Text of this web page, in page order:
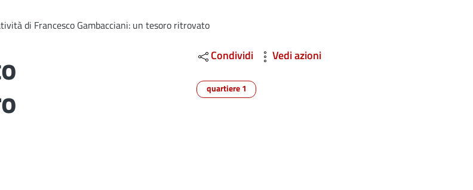
di Francesco Gambacciani: un tesoro ritrovato
Condividi Vedi azioni
quartiere 1